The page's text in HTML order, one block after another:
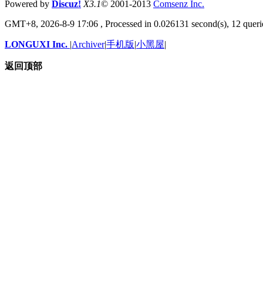
Powered by Discuz! X3.1© 2001-2013 Comsenz Inc.
GMT+8, 2026-8-9 17:06 , Processed in 0.026131 second(s), 12
LONGUXI Inc. |Archiver|手机版|小黑屋|
返回顶部